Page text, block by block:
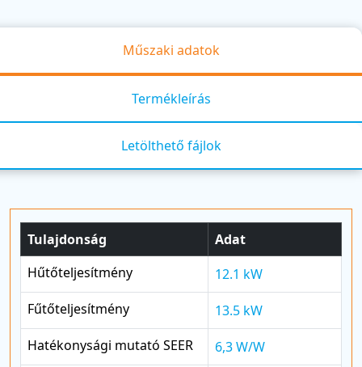
Műszaki adatok
Termékleírás
Letölthető fájlok
Tulajdonság
Adat
Hűtőteljesítmény
12.1 kW
Fűtőteljesítmény
13.5 kW
Hatékonysági mutató SEER
6,3 W/W